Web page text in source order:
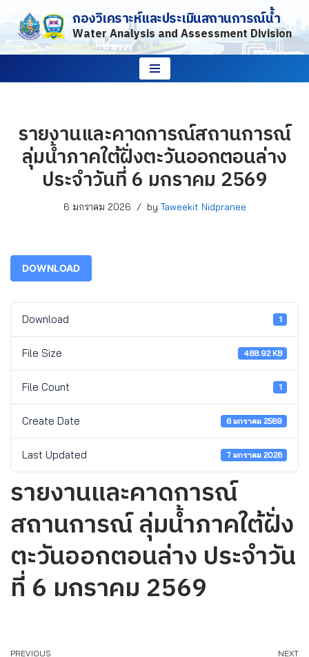
Skip
to
กองวิเคราะห์และประเมินสถานการณ์น้ำ
Water Analysis and Assessment Division
รายงานและคาดการณ์สถานการณ์
ลุ่มน้ำภาคใต้ฝั่งตะวันออกตอนล่าง
ประจำวันที่ 6 มกราคม 2569
6 มกราคม 2026 by Taweekit Nidpranee
DOWNLOAD
Download 1
File Size 488.92 KB
File Count 1
Create Date 6 มกราคม 2569
Last Updated 7 มกราคม 2026
รายงานและคาดการณ์
สถานการณ์ ลุ่มน้ำภาคใต้ฝั่ง
ตะวันออกตอนล่าง ประจำวัน
ที่ 6 มกราคม 2569
PREVIOUS NEXT